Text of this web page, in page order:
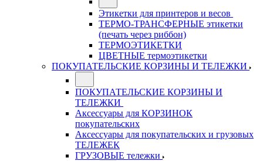
Этикетки для принтеров и весов
ТЕРМО-ТРАНСФЕРНЫЕ этикетки
(печать через риббон)
ТЕРМОЭТИКЕТКИ
ЦВЕТНЫЕ термоэтикетки
ПОКУПАТЕЛЬСКИЕ КОРЗИНЫ И ТЕЛЕЖКИ
ПОКУПАТЕЛЬСКИЕ КОРЗИНЫ И
ТЕЛЕЖКИ
Аксессуары для КОРЗИНОК
покупательских
Аксессуары для покупательских и грузовых
ТЕЛЕЖЕК
ГРУЗОВЫЕ тележки